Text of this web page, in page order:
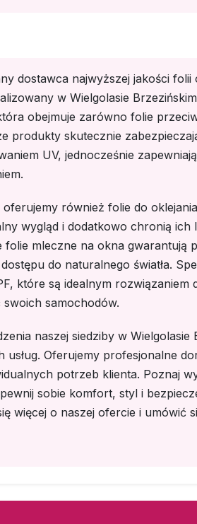
dostawca najwyższej jakości folii
w Wielgolasie
obejmuje zarówno folie
produkty skutecznie
UV, jednocześnie
również folie do
wygląd i dodatkowo chronią ich
folie mleczne na okna gwarantują
do naturalnego światła.
które są idealnym rozwiązaniem
samochodów.
naszej siedziby w Wielgolasie
usług. Oferujemy profesjonalne
potrzeb klienta. Poznaj
sobie komfort, styl i
więcej o naszej ofercie i umówić